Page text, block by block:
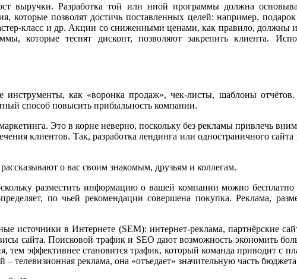
выручки. Разработка той или иной программы должна
которые позволят достичь поставленных целей: например,
класс и др. Акции со сниженными ценами, как правило, должны
которые теснят дисконт, позволяют закрепить клиента.
как «воронка продаж», чек-листы, шаблоны отчётов.
способ повысить прибыльность компании.
Это в корне неверно, поскольку без рекламы привлечь
клиентов. Так, разработка лендинга или одностраничного сайта
о вас своим знакомым, друзьям и коллегам.
разместить информацию о вашей компании можно бесплатно
по чьей рекомендации совершена покупка. Реклама,
источники в Интернете (SEM): интернет-реклама, партнёрские
сайта. Поисковой трафик и SEO дают возможность экономить
эффективнее становится трафик, который команда приводит с
телевизионная реклама, она «отъедает» значительную часть